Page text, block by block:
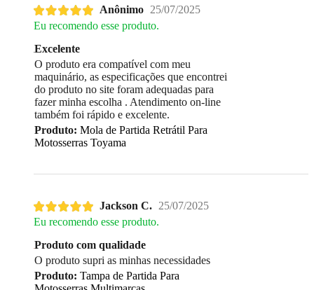
Anônimo 25/07/2025
Eu recomendo esse produto.
Excelente
O produto era compatível com meu
maquinário, as especificações que encontrei
do produto no site foram adequadas para
fazer minha escolha . Atendimento on-line
também foi rápido e excelente.
Produto: Mola de Partida Retrátil Para
Motosserras Toyama
Jackson C. 25/07/2025
Eu recomendo esse produto.
Produto com qualidade
O produto supri as minhas necessidades
Produto: Tampa de Partida Para